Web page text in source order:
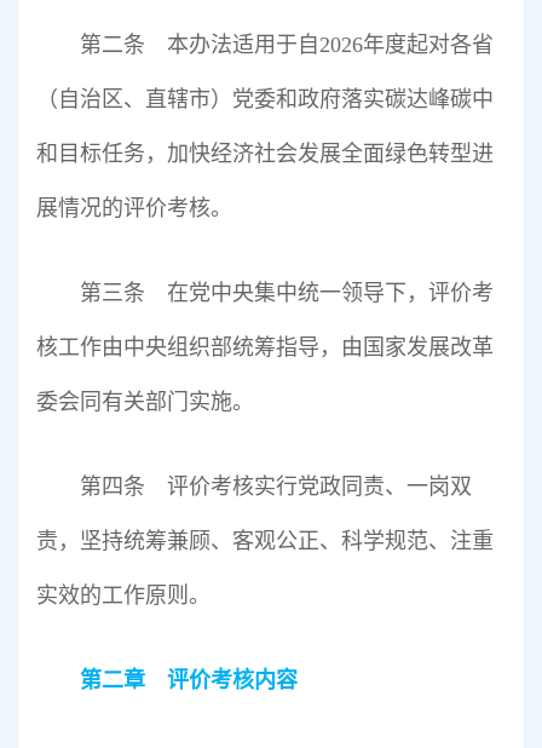
第二条 本办法适用于自2026年度起对各省
（自治区、直辖市）党委和政府落实碳达峰碳中
和目标任务，加快经济社会发展全面绿色转型进
展情况的评价考核。
第三条 在党中央集中统一领导下，评价考
核工作由中央组织部统筹指导，由国家发展改革
委会同有关部门实施。
第四条 评价考核实行党政同责、一岗双
责，坚持统筹兼顾、客观公正、科学规范、注重
实效的工作原则。
第二章 评价考核内容